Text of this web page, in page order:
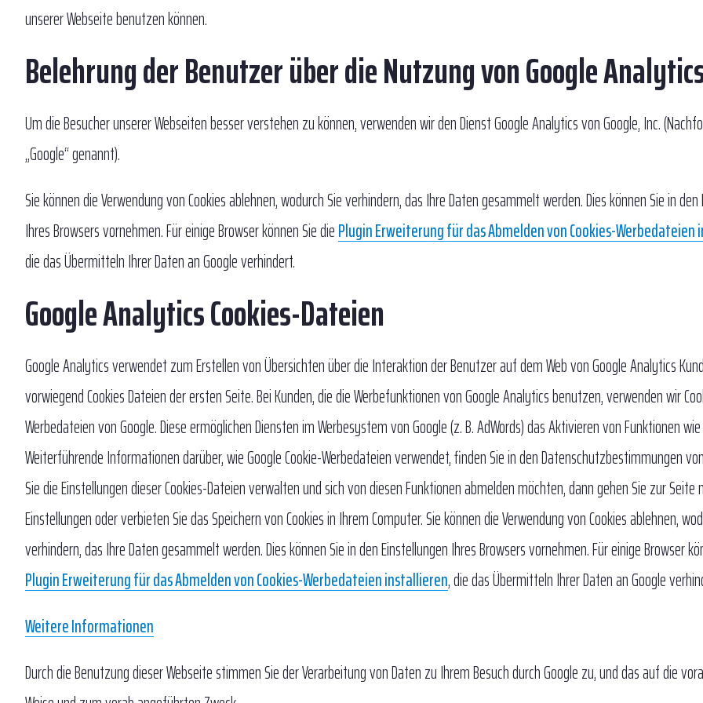
unserer Webseite benutzen können.
Belehrung der Benutzer über die Nutzung von Google
Um die Besucher unserer Webseiten besser verstehen zu können, verwenden wir den Dienst Google Analytics von Google, Inc.
„Google“ genannt).
Sie können die Verwendung von Cookies ablehnen, wodurch Sie verhindern, das Ihre Daten gesammelt werden. Dies können Sie in
Ihres Browsers vornehmen. Für einige Browser können Sie diePlugin Erweiterung für das Abmelden von Cookies-
die das Übermitteln Ihrer Daten an Google verhindert.
Google Analytics Cookies-Dateien
Google Analytics verwendet zum Erstellen von Übersichten über die Interaktion der Benutzer auf dem Web von Google Analytics
vorwiegend Cookies Dateien der ersten Seite. Bei Kunden, die die Werbefunktionen von Google Analytics benutzen, verwenden wir
Werbedateien von Google. Diese ermöglichen Diensten im Werbesystem von Google (z. B. AdWords) das Aktivieren von Funktionen
Weiterführende Informationen darüber, wie Google Cookie-Werbedateien verwendet, finden Sie in den Datenschutzbestimmungen
Sie die Einstellungen dieser Cookies-Dateien verwalten und sich von diesen Funktionen abmelden möchten, dann gehen Sie zur Seite
Einstellungen oder verbieten Sie das Speichern von Cookies in Ihrem Computer. Sie können die Verwendung von Cookies ablehnen,
verhindern, das Ihre Daten gesammelt werden. Dies können Sie in den Einstellungen Ihres Browsers vornehmen. Für einige Browser
Plugin Erweiterung für das Abmelden von Cookies-Werbedateien installieren, die das Übermitteln Ihrer Daten an Google
Weitere Informationen
Durch die Benutzung dieser Webseite stimmen Sie der Verarbeitung von Daten zu Ihrem Besuch durch Google zu, und das auf die